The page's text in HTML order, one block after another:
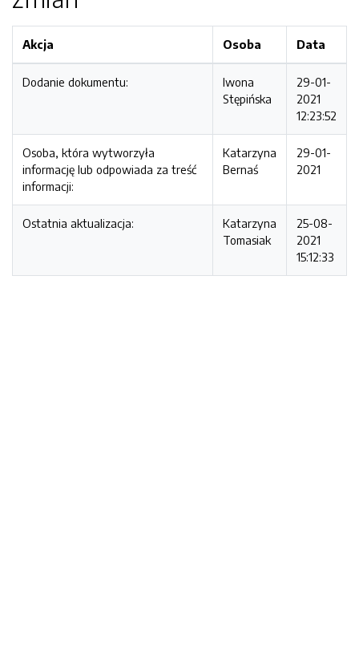
Akcja Osoba Data
Dodanie dokumentu:
Iwona
Stępińska
29-01-
2021
12:23:52
Osoba, która wytworzyła
informację lub odpowiada za treść
informacji:
Katarzyna
Bernaś
29-01-
2021
Ostatnia aktualizacja:
Katarzyna
Tomasiak
25-08-
2021
15:12:33